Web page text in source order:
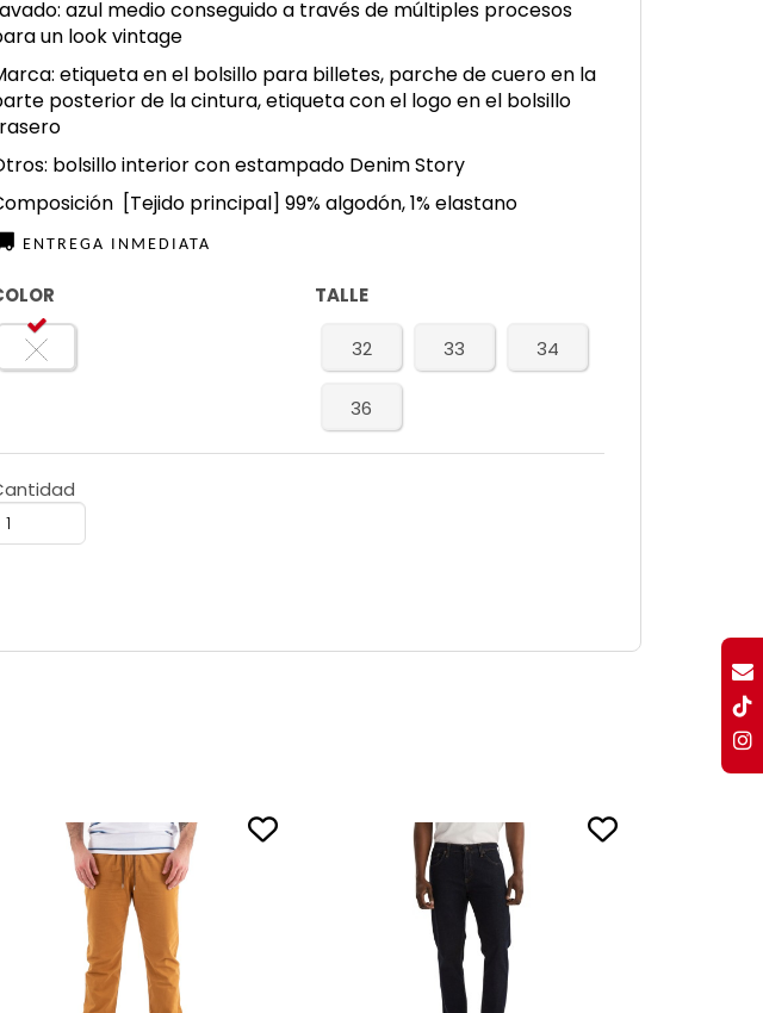
azul medio conseguido a través de múltiples procesos
un look vintage
etiqueta en el bolsillo para billetes, parche de cuero en la
posterior de la cintura, etiqueta con el logo en el bolsillo
bolsillo interior con estampado Denim Story
[Tejido principal] 99% algodón, 1% elastano
ENTREGA INMEDIATA
TALLE
32 33 34
36